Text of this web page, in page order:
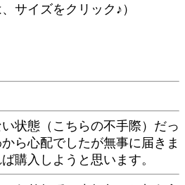
サイズをクリック♪）
状態（こちらの不手際）だっ
ら心配でしたが無事に届きま
購入しようと思います。